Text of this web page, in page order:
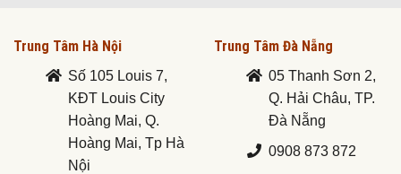
Trung Tâm Hà Nội
Số 105 Louis 7,
KĐT Louis City
Hoàng Mai, Q.
Hoàng Mai, Tp Hà
Nội
Trung Tâm Đà Nẵng
05 Thanh Sơn 2,
Q. Hải Châu, TP.
Đà Nẵng
0908 873 872